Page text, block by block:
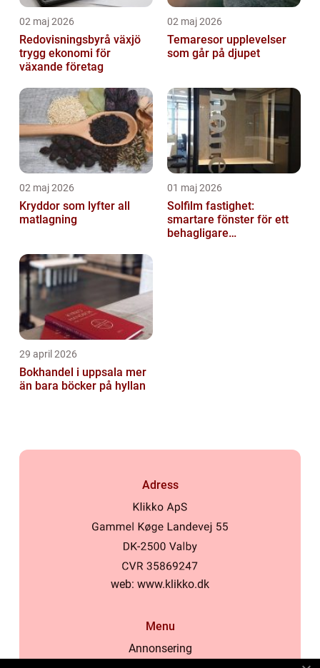
02 maj 2026
Redovisningsbyrå växjö
trygg ekonomi för
växande företag
02 maj 2026
Temaresor upplevelser
som går på djupet
02 maj 2026
Kryddor som lyfter all
matlagning
01 maj 2026
Solfilm fastighet:
smartare fönster för ett
behagligare
29 april 2026
Bokhandel i uppsala mer
än bara böcker på hyllan
Adress
web: www.klikko.dk
Menu
Annonsering